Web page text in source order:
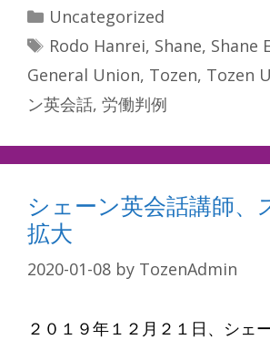
Categories
Uncategorized
Tags
Rodo Hanrei, Shane, Shane
General Union, Tozen, Tozen
ン英会話, 労働判例
シェーン英会話講師、
拡大
2020-01-08 by TozenAdmin
２０１９年１２月２１日、シェ